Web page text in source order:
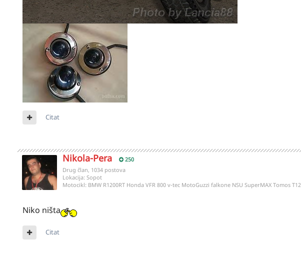
Citat
Nikola-Pera 250
Drug član, 1034 postova
Lokacija: Sopot
Motocikl: BMW R1200RT Honda VFR 800 v-tec MotoGuzzi falkone NSU SuperMAX Tomos T12
Niko ništa
Citat